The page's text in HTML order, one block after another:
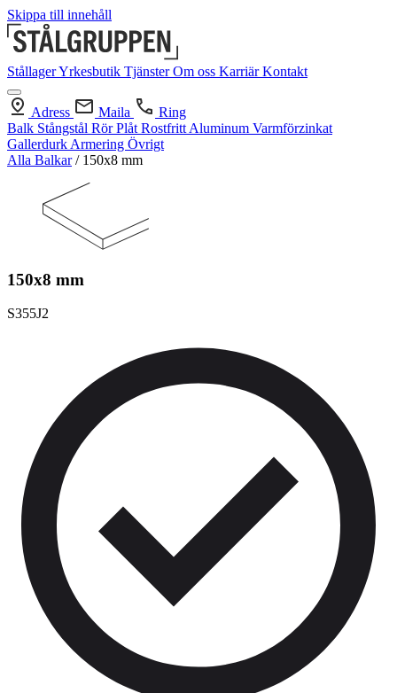
Skippa till innehåll
StållagerYrkesbutik TjänsterOm oss KarriärKontakt
Adress Maila
Ring
Balk Stångstål RörPlåt Rostfritt Aluminum Varmförzinkat
Gallerdurk Armering Övrigt
Alla Balkar / 150x8 mm
150x8 mm
S355J2